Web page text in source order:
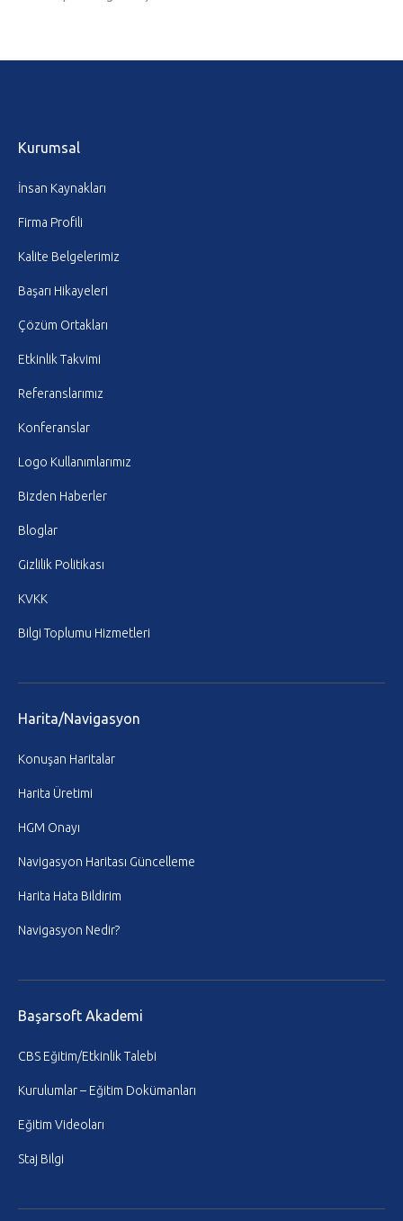
Kurumsal
İnsan Kaynakları
Firma Profili
Kalite Belgelerimiz
Başarı Hikayeleri
Çözüm Ortakları
Etkinlik Takvimi
Referanslarımız
Konferanslar
Logo Kullanımlarımız
Bizden Haberler
Bloglar
Gizlilik Politikası
KVKK
Bilgi Toplumu Hizmetleri
Harita/Navigasyon
Konuşan Haritalar
Harita Üretimi
HGM Onayı
Navigasyon Haritası Güncelleme
Harita Hata Bildirim
Navigasyon Nedir?
Başarsoft Akademi
CBS Eğitim/Etkinlik Talebi
Kurulumlar – Eğitim Dokümanları
Eğitim Videoları
Staj Bilgi